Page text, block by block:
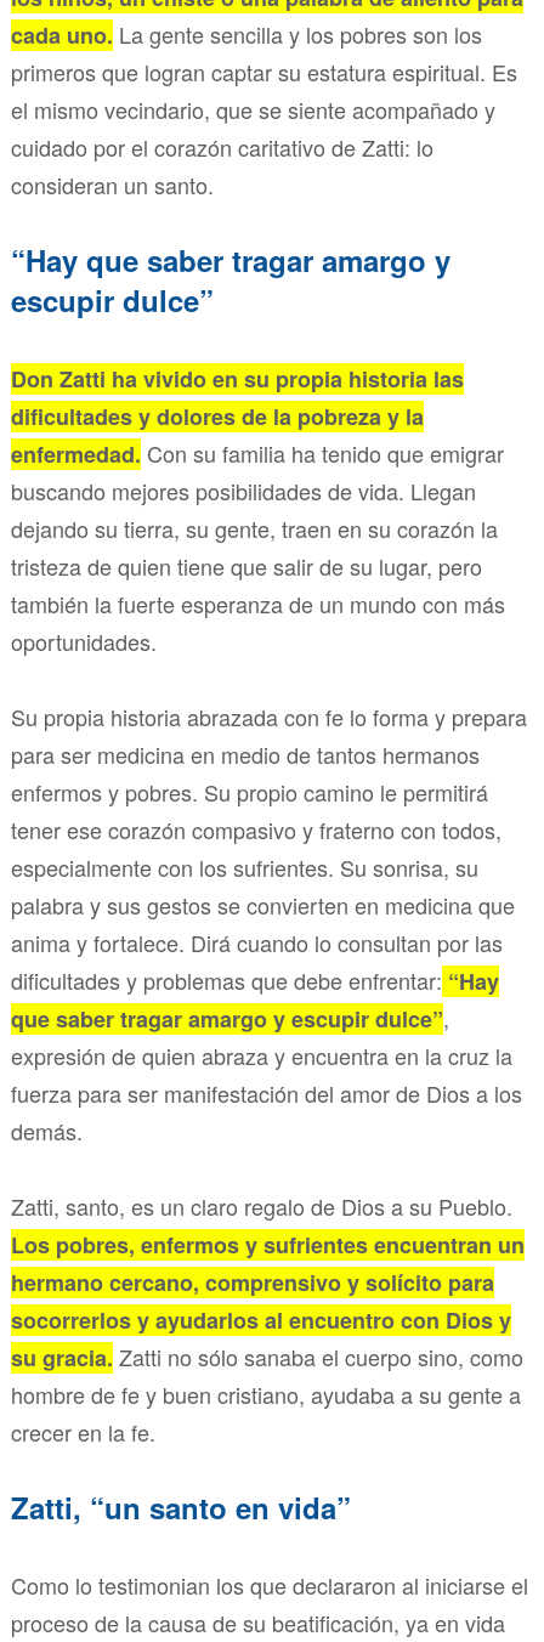
cada uno. La gente sencilla y los pobres son los
primeros que logran captar su estatura espiritual. Es
el mismo vecindario, que se siente acompañado y
cuidado por el corazón caritativo de Zatti: lo
consideran un santo.
“Hay que saber tragar amargo y
escupir dulce”
Don Zatti ha vivido en su propia historia las
dificultades y dolores de la pobreza y la
enfermedad. Con su familia ha tenido que emigrar
buscando mejores posibilidades de vida. Llegan
dejando su tierra, su gente, traen en su corazón la
tristeza de quien tiene que salir de su lugar, pero
también la fuerte esperanza de un mundo con más
oportunidades.
Su propia historia abrazada con fe lo forma y prepara
para ser medicina en medio de tantos hermanos
enfermos y pobres. Su propio camino le permitirá
tener ese corazón compasivo y fraterno con todos,
especialmente con los sufrientes. Su sonrisa, su
palabra y sus gestos se convierten en medicina que
anima y fortalece. Dirá cuando lo consultan por las
dificultades y problemas que debe enfrentar: “Hay
que saber tragar amargo y escupir dulce”,
expresión de quien abraza y encuentra en la cruz la
fuerza para ser manifestación del amor de Dios a los
demás.
Zatti, santo, es un claro regalo de Dios a su Pueblo.
Los pobres, enfermos y sufrientes encuentran un
hermano cercano, comprensivo y solícito para
socorrerlos y ayudarlos al encuentro con Dios y
su gracia. Zatti no sólo sanaba el cuerpo sino, como
hombre de fe y buen cristiano, ayudaba a su gente a
crecer en la fe.
Zatti, “un santo en vida”
Como lo testimonian los que declararon al iniciarse el
proceso de la causa de su beatificación, ya en vida